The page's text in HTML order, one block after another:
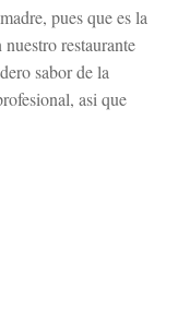
pues que es la
restaurante
sabor de la
asi que